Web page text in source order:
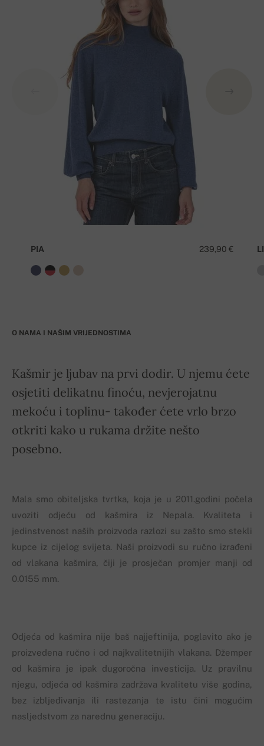
239,90 €
PIA
O NAMA I NAŠIM VRIJEDNOSTIMA
Kašmir je ljubav na prvi dodir. U njemu ćete
osjetiti delikatnu finoću, nevjerojatnu
mekoću i toplinu- također ćete vrlo brzo
otkriti kako u rukama držite nešto
posebno.
Mala smo obiteljska tvrtka, koja je u 2011.godini počela
uvoziti odjeću od kašmira iz Nepala. Kvaliteta i
jedinstvenost naših proizvoda razlozi su zašto smo stekli
kupce iz cijelog svijeta. Naši proizvodi su ručno izrađeni
od vlakana kašmira, čiji je prosječan promjer manji od
0.0155 mm.
Odjeća od kašmira nije baš najjeftinija, poglavito ako je
proizvedena ručno i od najkvalitetnijih vlakana. Džemper
od kašmira je ipak dugoročna investicija. Uz pravilnu
njegu, odjeća od kašmira zadržava kvalitetu više godina,
bez izbljeđivanja ili rastezanja te istu čini mogućim
nasljedstvom za narednu generaciju.